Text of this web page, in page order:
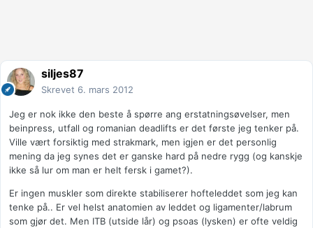
siljes87
Skrevet 6. mars 2012
Jeg er nok ikke den beste å spørre ang erstatningsøvelser, men
beinpress, utfall og romanian deadlifts er det første jeg tenker på.
Ville vært forsiktig med strakmark, men igjen er det personlig
mening da jeg synes det er ganske hard på nedre rygg (og kanskje
ikke så lur om man er helt fersk i gamet?).
Er ingen muskler som direkte stabiliserer hofteleddet som jeg kan
tenke på.. Er vel helst anatomien av leddet og ligamenter/labrum
som gjør det. Men ITB (utside lår) og psoas (lysken) er ofte veldig